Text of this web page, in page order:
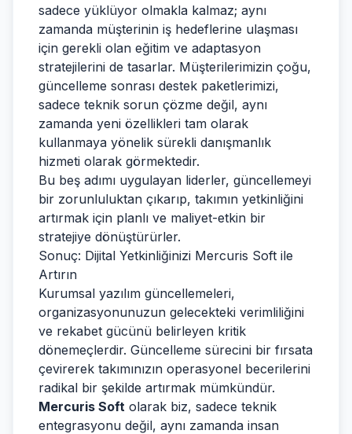
sadece yüklüyor olmakla kalmaz; aynı
zamanda müşterinin iş hedeflerine ulaşması
için gerekli olan eğitim ve adaptasyon
stratejilerini de tasarlar. Müşterilerimizin çoğu,
güncelleme sonrası destek paketlerimizi,
sadece teknik sorun çözme değil, aynı
zamanda yeni özellikleri tam olarak
kullanmaya yönelik sürekli danışmanlık
hizmeti olarak görmektedir.
Bu beş adımı uygulayan liderler, güncellemeyi
bir zorunluluktan çıkarıp, takımın yetkinliğini
artırmak için planlı ve maliyet-etkin bir
stratejiye dönüştürürler.
Sonuç: Dijital Yetkinliğinizi Mercuris Soft ile
Artırın
Kurumsal yazılım güncellemeleri,
organizasyonunuzun gelecekteki verimliliğini
ve rekabet gücünü belirleyen kritik
dönemeçlerdir. Güncelleme sürecini bir fırsata
çevirerek takımınızın operasyonel becerilerini
radikal bir şekilde artırmak mümkündür.
Mercuris Soft olarak biz, sadece teknik
entegrasyonu değil, aynı zamanda insan